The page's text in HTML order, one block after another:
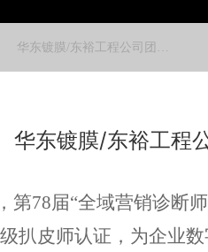
华东镀膜/东裕工程公司团队
华东镀膜/东裕工程
第78届“全域营销诊断
扒皮师认证，为企业数